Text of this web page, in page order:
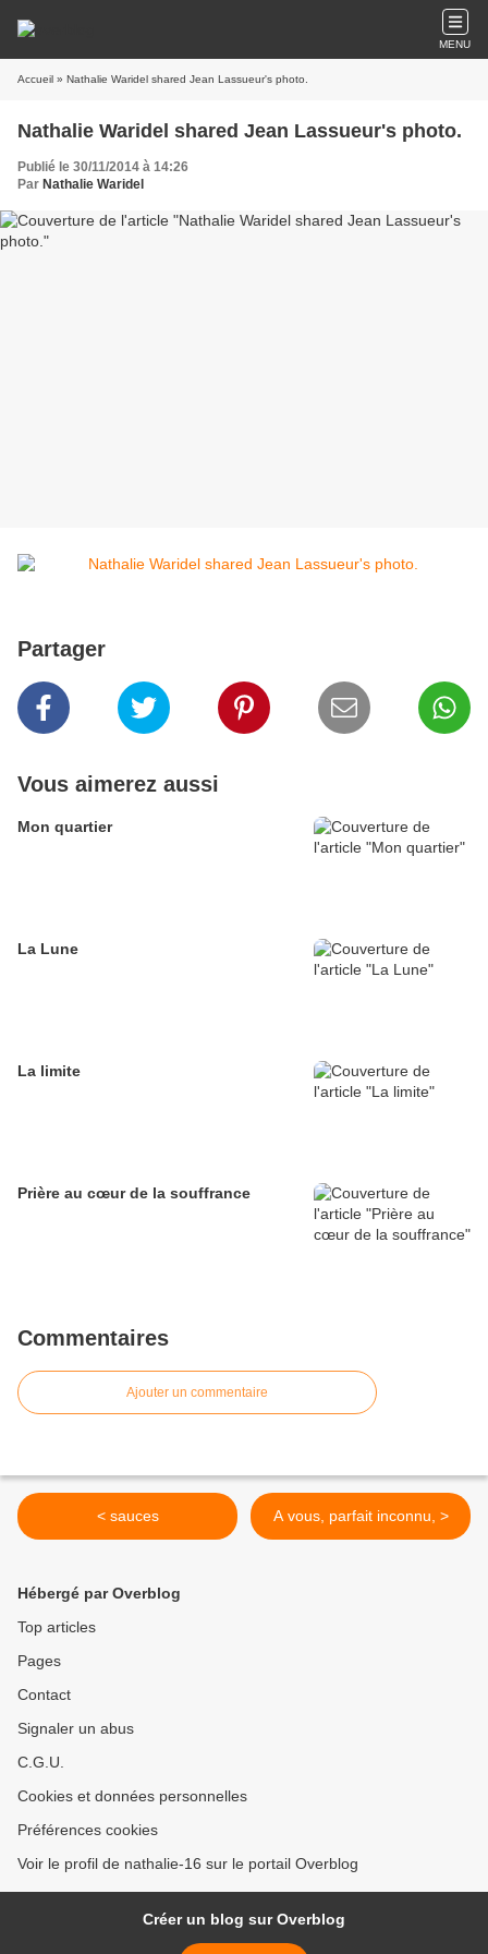
MENU
Accueil » Nathalie Waridel shared Jean Lassueur's photo.
Nathalie Waridel shared Jean Lassueur's photo.
Publié le 30/11/2014 à 14:26
Par Nathalie Waridel
Partager
Vous aimerez aussi
Mon quartier
La Lune
La limite
Prière au cœur de la souffrance
Commentaires
Ajouter un commentaire
< sauces A vous, parfait inconnu, >
Hébergé par Overblog
Top articles
Pages
Contact
Signaler un abus
C.G.U.
Cookies et données personnelles
Préférences cookies
Voir le profil de nathalie-16 sur le portail Overblog
Créer un blog sur Overblog